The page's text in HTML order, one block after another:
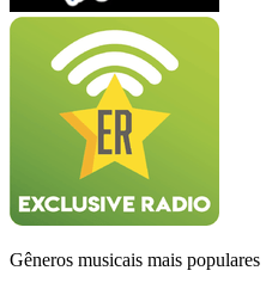
Gêneros musicais mais populares